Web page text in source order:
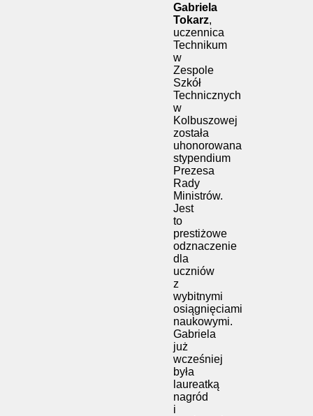
Gabriela
Tokarz,
uczennica
Technikum
w
Zespole
Szkół
Technicznych
w
Kolbuszowej
została
uhonorowana
stypendium
Prezesa
Rady
Ministrów.
Jest
to
prestiżowe
odznaczenie
dla
uczniów
z
wybitnymi
osiągnięciami
naukowymi.
Gabriela
już
wcześniej
była
laureatką
nagród
i